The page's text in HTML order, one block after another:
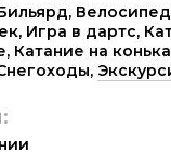
,
, Игра в дартс,
, Катание на
,